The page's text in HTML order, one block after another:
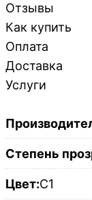
Отзывы
Как купить
Оплата
Доставка
Услуги
Степень
Цвет:C1